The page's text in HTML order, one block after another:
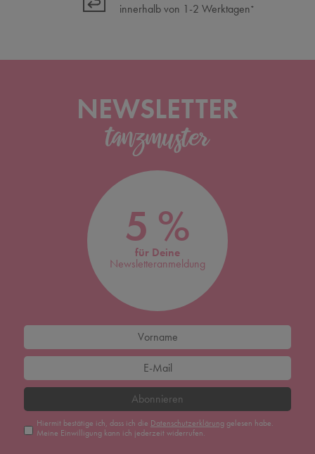
innerhalb von 1-2 Werktagen*
NEWSLETTER
5 %
für Deine
Newsletteranmeldung
Abonnieren
Hiermit bestätige ich, dass ich die Daten­schutz­erklärunggelesen habe.
Meine Einwilligung kann ich jederzeit widerrufen.